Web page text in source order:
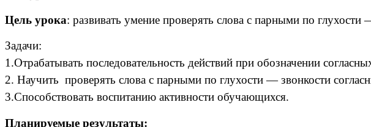
Цель урока: развивать умение проверять слова с парными по
Задачи:
1.Отрабатывать последовательность действий при обозначении
2. Научить проверять слова с парными по глухости — звонкости
3.Способствовать воспитанию активности обучающихся.
Планируемые результаты: